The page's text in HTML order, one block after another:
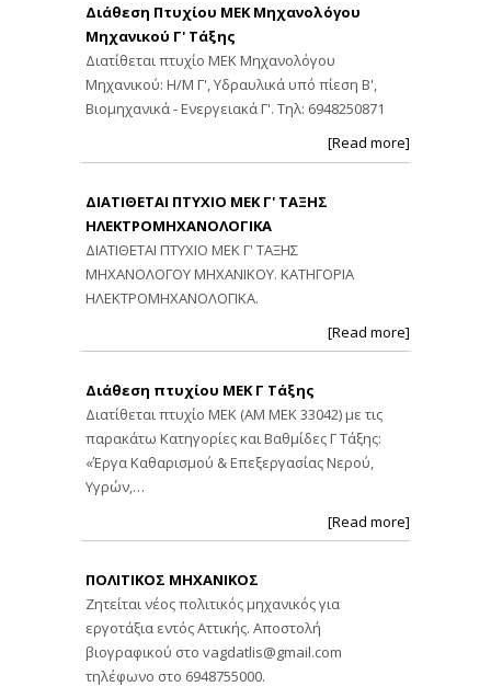
Διάθεση Πτυχίου ΜΕΚ Μηχανολόγου
Μηχανικού Γ' Τάξης
Διατίθεται πτυχίο ΜΕΚ Μηχανολόγου
Μηχανικού: Η/Μ Γ', Υδραυλικά υπό πίεση Β',
Βιομηχανικά - Ενεργειακά Γ'. Τηλ: 6948250871
[Read more]
ΔΙΑΤΙΘΕΤΑΙ ΠΤΥΧΙΟ ΜΕΚ Γ' ΤΑΞΗΣ
ΗΛΕΚΤΡΟΜΗΧΑΝΟΛΟΓΙΚΑ
ΔΙΑΤΙΘΕΤΑΙ ΠΤΥΧΙΟ ΜΕΚ Γ' ΤΑΞΗΣ
ΜΗΧΑΝΟΛΟΓΟΥ ΜΗΧΑΝΙΚΟΥ. ΚΑΤΗΓΟΡΙΑ
ΗΛΕΚΤΡΟΜΗΧΑΝΟΛΟΓΙΚΑ.
[Read more]
Διάθεση πτυχίου ΜΕΚ Γ Τάξης
Διατίθεται πτυχίο ΜΕΚ (ΑΜ ΜΕΚ 33042) με τις
παρακάτω Κατηγορίες και Βαθμίδες Γ Τάξης:
«Έργα Καθαρισμού & Επεξεργασίας Νερού,
Υγρών,…
[Read more]
ΠΟΛΙΤΙΚΟΣ ΜΗΧΑΝΙΚΟΣ
Ζητείται νέος πολιτικός μηχανικός για
εργοτάξια εντός Αττικής. Αποστολή
βιογραφικού στο vagdatlis@gmail.com
τηλέφωνο στο 6948755000.